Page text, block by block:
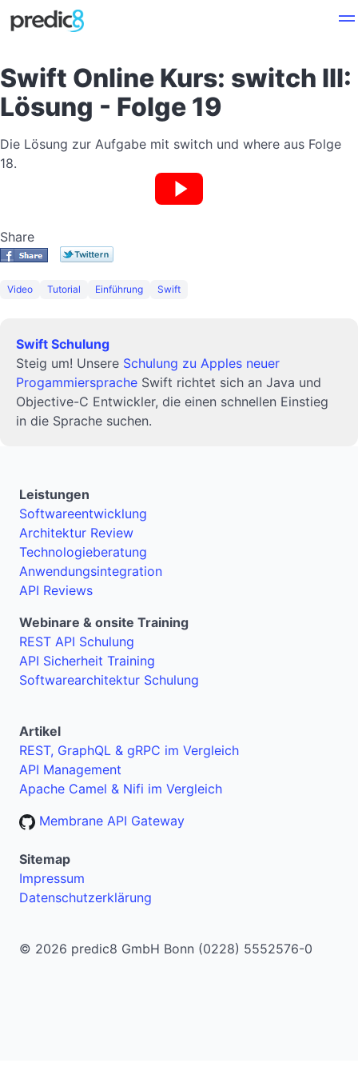
Swift Online Kurs: switch III:
Lösung - Folge 19
Die Lösung zur Aufgabe mit switch und where aus Folge
18.
Share
Video Tutorial Einführung Swift
Swift Schulung
Steig um! Unsere Schulung zu Apples neuer
Progammiersprache Swift richtet sich an Java und
Objective-C Entwickler, die einen schnellen Einstieg
in die Sprache suchen.
Leistungen
Softwareentwicklung
Architektur Review
Technologieberatung
Anwendungsintegration
API Reviews
Webinare & onsite Training
REST API Schulung
API Sicherheit Training
Softwarearchitektur Schulung
Artikel
REST, GraphQL & gRPC im Vergleich
API Management
Apache Camel & Nifi im Vergleich
Membrane API Gateway
Sitemap
Impressum
Datenschutzerklärung
© 2026 predic8 GmbH Bonn (0228) 5552576-0